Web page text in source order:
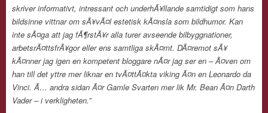
skriver informativt, intressant och underhÃ¥llande samtidigt som hans
bildsinne vittnar om sÃ¥vÃ¤l estetisk kÃ¤nsla som bildhumor. Kan
inte sÃ¤ga att jag fÃ¶rstÃ¥r alla turer avseende bilbyggnationer,
arbetsrÃ¤ttsfrÃ¥gor eller ens samtliga skÃ¤mt. DÃ¤remot sÃ¥
kÃ¤nner jag igen en kompetent bloggare nÃ¤r jag ser en – Ã¤ven om
han till det yttre mer liknar en tvÃ¤ttÃ¤kta viking Ã¤n en Leonardo da
Vinci. Ã… andra sidan Ã¤r Gamle Svarten mer lik Mr. Bean Ã¤n Darth
Vader – i verkligheten.”